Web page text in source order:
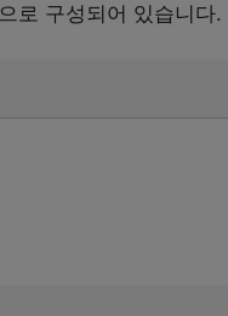
로 구성되어 있습니다.